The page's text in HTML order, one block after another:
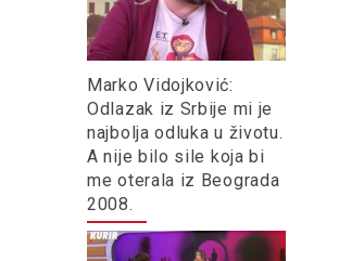
Marko Vidojković:
Odlazak iz Srbije mi je
najbolja odluka u životu.
A nije bilo sile koja bi
me oterala iz Beograda
2008.